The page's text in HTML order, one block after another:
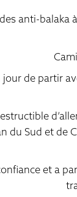
anti-
de partir
du Sud et
et a